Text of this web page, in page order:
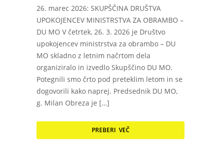
26. marec 2026: SKUPŠČINA DRUŠTVA
UPOKOJENCEV MINISTRSTVA ZA OBRAMBO –
DU MO V četrtek, 26. 3. 2026 je Društvo
upokojencev ministrstva za obrambo – DU
MO skladno z letnim načrtom dela
organiziralo in izvedlo Skupščino DU MO.
Potegnili smo črto pod preteklim letom in se
dogovorili kako naprej. Predsednik DU MO,
g. Milan Obreza je […]
PREBERI VEČ